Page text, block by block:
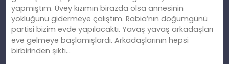
yapmıştım. Üvey kızımın birazda olsa annesinin
yokluğunu gidermeye çalıştım. Rabia’nın doğumgünü
partisi bizim evde yapılacaktı. Yavaş yavaş arkadaşları
eve gelmeye başlamışlardı. Arkadaşlarının hepsi
birbirinden şıktı…